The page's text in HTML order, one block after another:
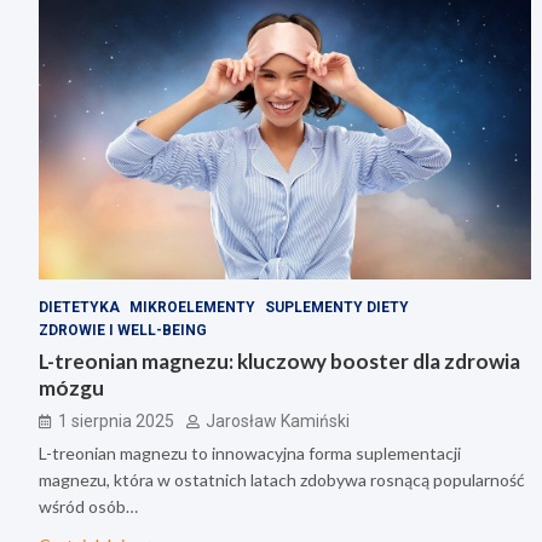
DIETETYKA MIKROELEMENTY
SUPLEMENTY DIETY
ZDROWIE I WELL-BEING
L-treonian magnezu: kluczowy booster dla zdrowia
mózgu
1 sierpnia 2025 Jarosław Kamiński
L-treonian magnezu to innowacyjna forma suplementacji
magnezu, która w ostatnich latach zdobywa rosnącą popularność
wśród osób…